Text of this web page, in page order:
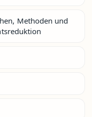
Methoden und